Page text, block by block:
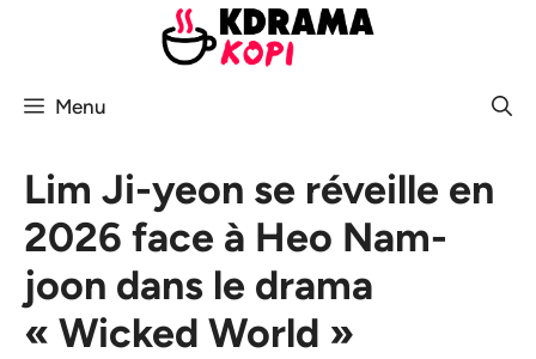
Menu
Lim Ji-yeon se réveille en
2026 face à Heo Nam-
joon dans le drama
« Wicked World »